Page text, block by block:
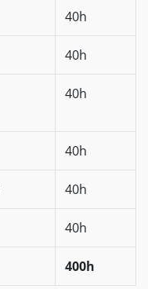
40h
40h
40h
40h
40h
40h
400h